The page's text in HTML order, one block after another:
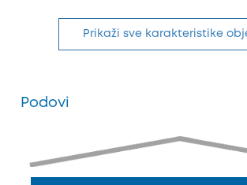
Prikaži sve karakteristike
Podovi